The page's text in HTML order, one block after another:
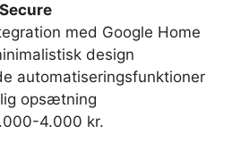
med Google Home
design
automatiseringsfunktioner
opsætning
4.000 kr.